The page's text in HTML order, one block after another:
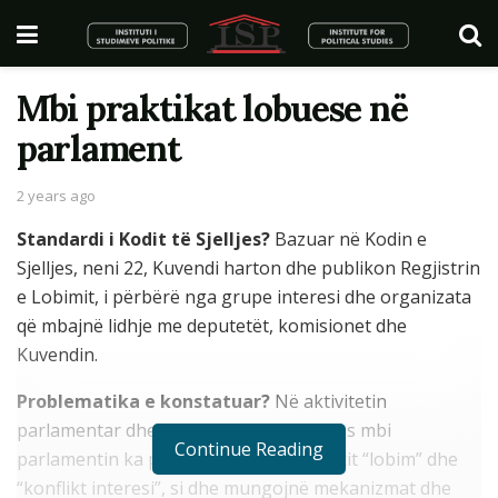
Mbi praktikat lobuese në
parlament
2 years ago
Standardi i Kodit të Sjelljes? Bazuar në Kodin e
Sjelljes, neni 22, Kuvendi harton dhe publikon Regjistrin
e Lobimit, i përbërë nga grupe interesi dhe organizata
që mbajnë lidhje me deputetët, komisionet dhe
Kuvendin.
Problematika e konstatuar? Në aktivitetin
parlamentar dhe në raportimet e medias mbi
parlamentin ka paqartësi midis konceptit “lobim” dhe
“konflikt interesi”, si dhe mungojnë mekanizmat dhe
Continue Reading